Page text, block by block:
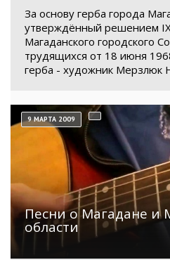
За основу герба города
утверждённый решением IX
Магаданского городского
трудящихся от 18 июня
герба - художник Мерзлюк
Песни о Магадане и
области
9 МАРТА 2009